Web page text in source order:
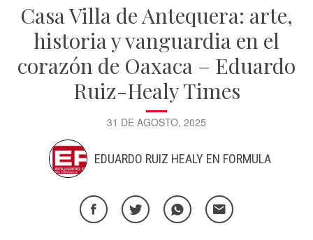
Casa Villa de Antequera: arte,
historia y vanguardia en el
corazón de Oaxaca – Eduardo
Ruiz-Healy Times
31 DE AGOSTO, 2025
EDUARDO RUIZ HEALY EN FORMULA